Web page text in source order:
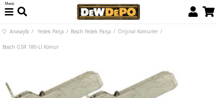
Menü
Anasayfa Yedek Parça Bosch Yedek Parça Orijinal Kömürler
Bosch GSR 180-LI Kömür